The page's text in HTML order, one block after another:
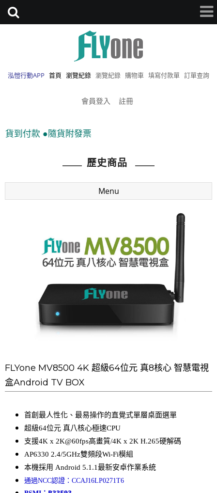
泓愷行動APP 首頁 瀏覽紀錄 瀏覽紀錄 購物車 填寫付款單 訂單查詢
會員登入 註冊
貨附發票
歷史商品
Menu
FLYone MV8500 4K 超級64位元 真8核心 智慧電視
盒Android TV BOX
首創最人性化、最易操作的直覺式單層桌面選單
超級64位元 真八核心極速CPU
支援4K x 2K@60fps高畫質/4K x 2K H.265硬解碼
AP6330 2.4/5GHz雙頻段Wi-Fi模組
本機採用 Android 5.1.1最新安卓作業系統
通過NCC認證：CCAJ16LP0271T6